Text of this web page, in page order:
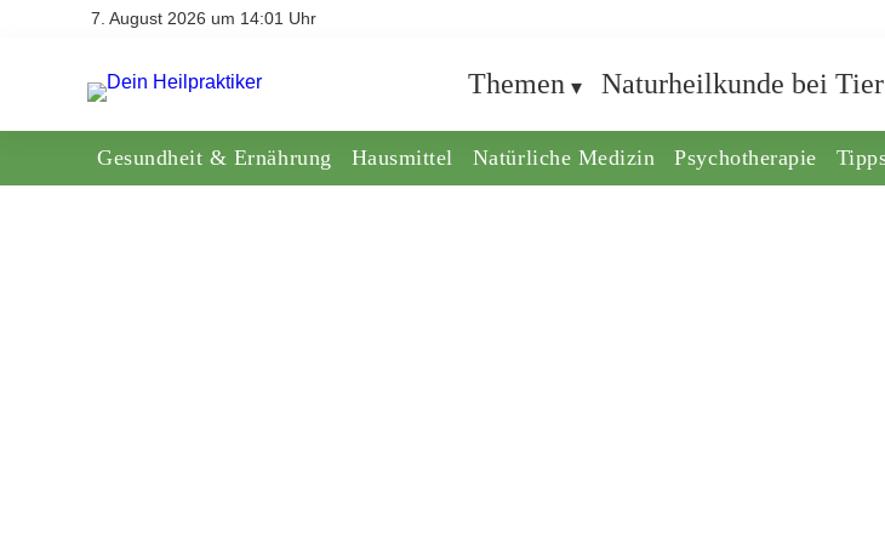
7. August 2026 um 14:01 Uhr
Themen Naturheilkunde bei
Gesundheit & Ernährung Hausmittel Natürliche Medizin Psychotherapie